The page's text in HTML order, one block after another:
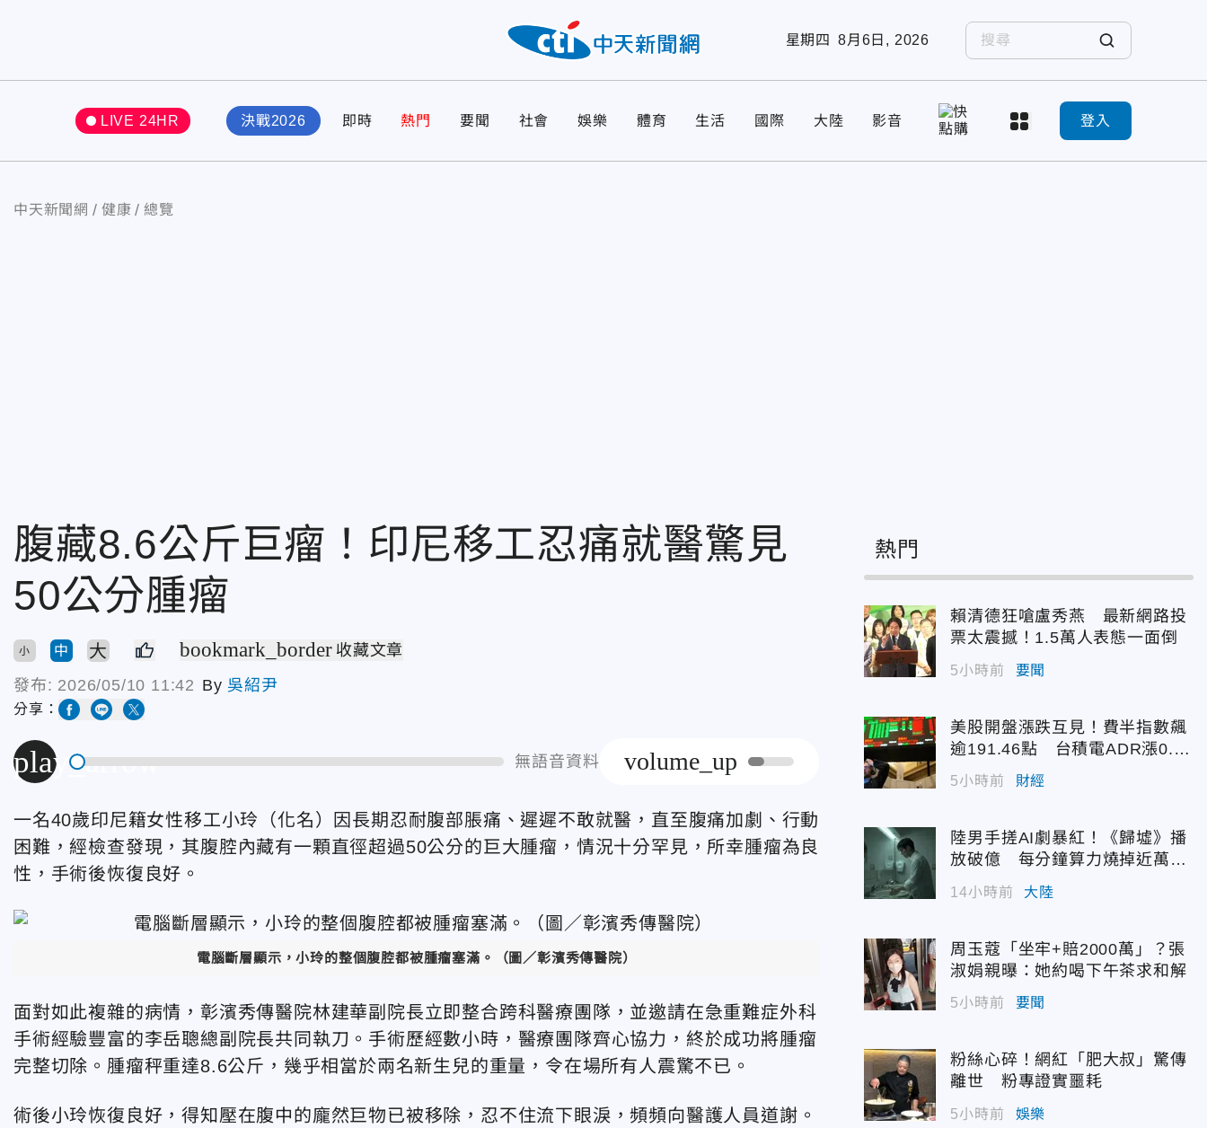
星期四 8月6日, 2026
LIVE 24HR 決戰2026 即時 熱門 要聞 社會 娛樂 體育 生活 國際 大陸 影音 登入
中天新聞網 健康 總覽
腹藏8.6公斤巨瘤！印尼移工忍痛就醫驚見
50公分腫瘤
小 中 大 bookmark_border 收藏文章
發布: 2026/05/10 11:42 By 吳紹尹
分享：
play_arrow 無語音資料 volume_up
一名40歲印尼籍女性移工小玲（化名）因長期忍耐腹部脹痛、遲遲不敢就醫，直至腹痛加劇、行動
困難，經檢查發現，其腹腔內藏有一顆直徑超過50公分的巨大腫瘤，情況十分罕見，所幸腫瘤為良
性，手術後恢復良好。
電腦斷層顯示，小玲的整個腹腔都被腫瘤塞滿。（圖／彰濱秀傳醫院）
面對如此複雜的病情，彰濱秀傳醫院林建華副院長立即整合跨科醫療團隊，並邀請在急重難症外科
手術經驗豐富的李岳聰總副院長共同執刀。手術歷經數小時，醫療團隊齊心協力，終於成功將腫瘤
完整切除。腫瘤秤重達8.6公斤，幾乎相當於兩名新生兒的重量，令在場所有人震驚不已。
術後小玲恢復良好，得知壓在腹中的龐然巨物已被移除，忍不住流下眼淚，頻頻向醫護人員道謝。
熱門
賴清德狂嗆盧秀燕 最新網路投
票太震撼！1.5萬人表態一面倒
5小時前 要聞
美股開盤漲跌互見！費半指數飆
逾191.46點 台積電ADR漲0.9
3%
5小時前 財經
陸男手搓AI劇暴紅！《歸墟》播
放破億 每分鐘算力燒掉近萬台
14小時前 大陸
周玉蔻「坐牢+賠2000萬」？張
淑娟親曝：她約喝下午茶求和解
5小時前 要聞
粉絲心碎！網紅「肥大叔」驚傳
離世 粉專證實噩耗
5小時前 娛樂